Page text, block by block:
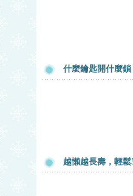
什麼鑰匙開什麼
越懶越長壽，輕